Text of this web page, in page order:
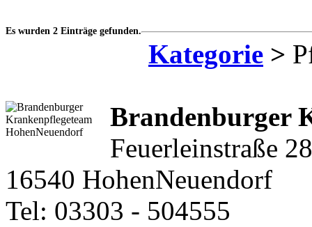
Es wurden 2 Einträge gefunden.
Kategorie >
Brandenburger
Feuerleinstraße 28
16540 HohenNeuendorf
Tel: 03303 - 504555